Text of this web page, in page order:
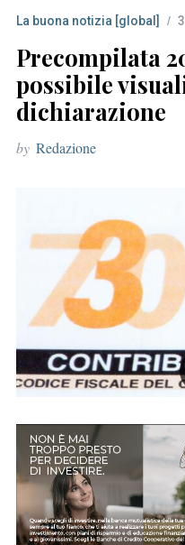
r
c
h
f
o
r
La buona notizia [global]
Precompilata
possibile
dichiarazione
by Redazione